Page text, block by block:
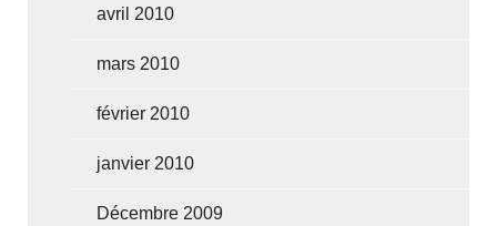
avril 2010
mars 2010
février 2010
janvier 2010
Décembre 2009